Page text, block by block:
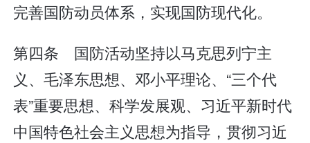
完善国防动员体系，实现国防现代化。
第四条 国防活动坚持以马克思列宁主
义、毛泽东思想、邓小平理论、“三个代
表”重要思想、科学发展观、习近平新时代
中国特色社会主义思想为指导，贯彻习近